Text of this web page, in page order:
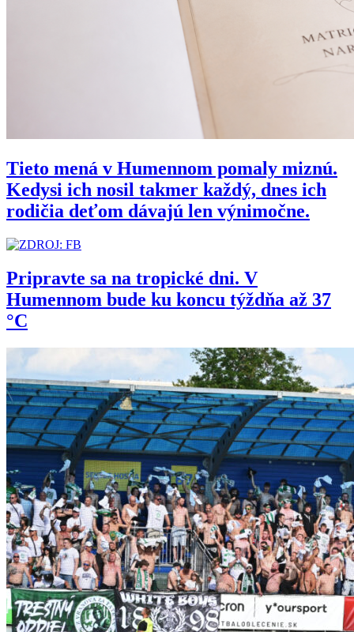
Tieto mená v Humennom pomaly miznú.
Kedysi ich nosil takmer každý, dnes ich
rodičia deťom dávajú len výnimočne.
Pripravte sa na tropické dni. V
Humennom bude ku koncu týždňa až 37
°C